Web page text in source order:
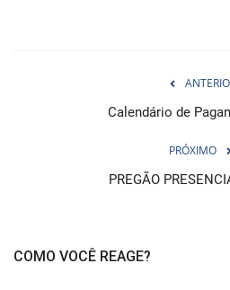
Calendário de
PRÓXIMO
PREGÃO
COMO VOCÊ REAGE?